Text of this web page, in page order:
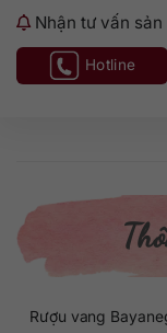
Nhận tư vấn
Hotline
Rượu vang